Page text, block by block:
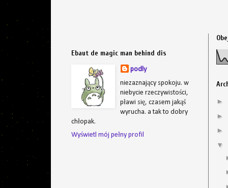
Ebaut de magic man behind dis
podly
niezaznający spokoju. w
niebycie rzeczywistości,
pławi się, czasem jakąś
wyrucha. a tak to dobry
chłopak.
Wyświetl mój pełny profil
►
►
►
▼